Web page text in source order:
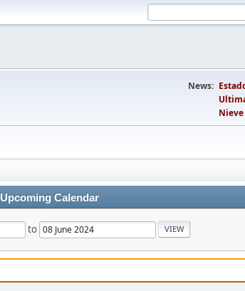
News:
Upcoming Calendar
to